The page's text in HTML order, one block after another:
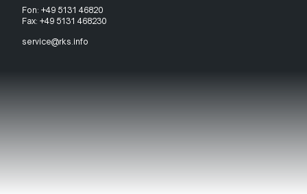
Fon: +49 5131 46820
Fax: +49 5131 468230
service@rks.info